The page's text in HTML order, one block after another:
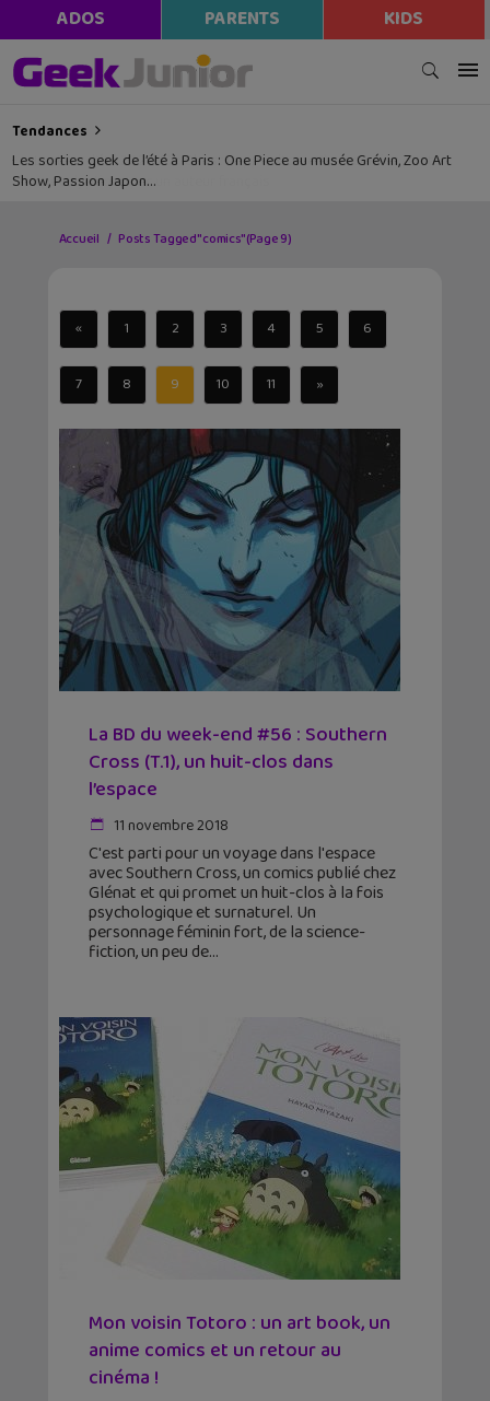
ADOS PARENTS KIDS
Tendances
Les sorties geek de l’été à Paris : One Piece au musée Grévin, Zoo Art
Show, Passion Japon…
Accueil Posts Tagged "comics"(Page 9)
« 1 2 3 4 5 6
7 8 9 10 11 »
La BD du week-end #56 : Southern
Cross (T.1), un huit-clos dans
l’espace
11 novembre 2018
C'est parti pour un voyage dans l'espace
avec Southern Cross, un comics publié chez
Glénat et qui promet un huit-clos à la fois
psychologique et surnaturel. Un
personnage féminin fort, de la science-
fiction, un peu de
Mon voisin Totoro : un art book, un
anime comics et un retour au
cinéma !